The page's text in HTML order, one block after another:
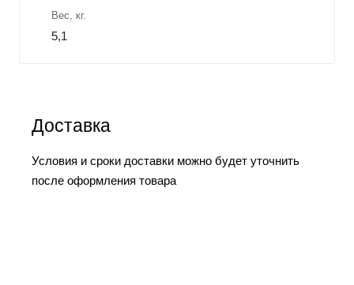
Вес, кг.
5,1
Доставка
Условия и сроки доставки можно будет уточнить
после оформления товара